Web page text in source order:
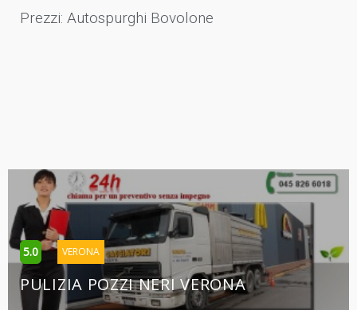
Prezzi: Autospurghi Bovolone
5.0 VERONA
PULIZIA POZZI NERI VERONA